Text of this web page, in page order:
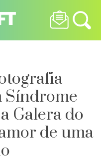
Síndrome
Galera do
de uma